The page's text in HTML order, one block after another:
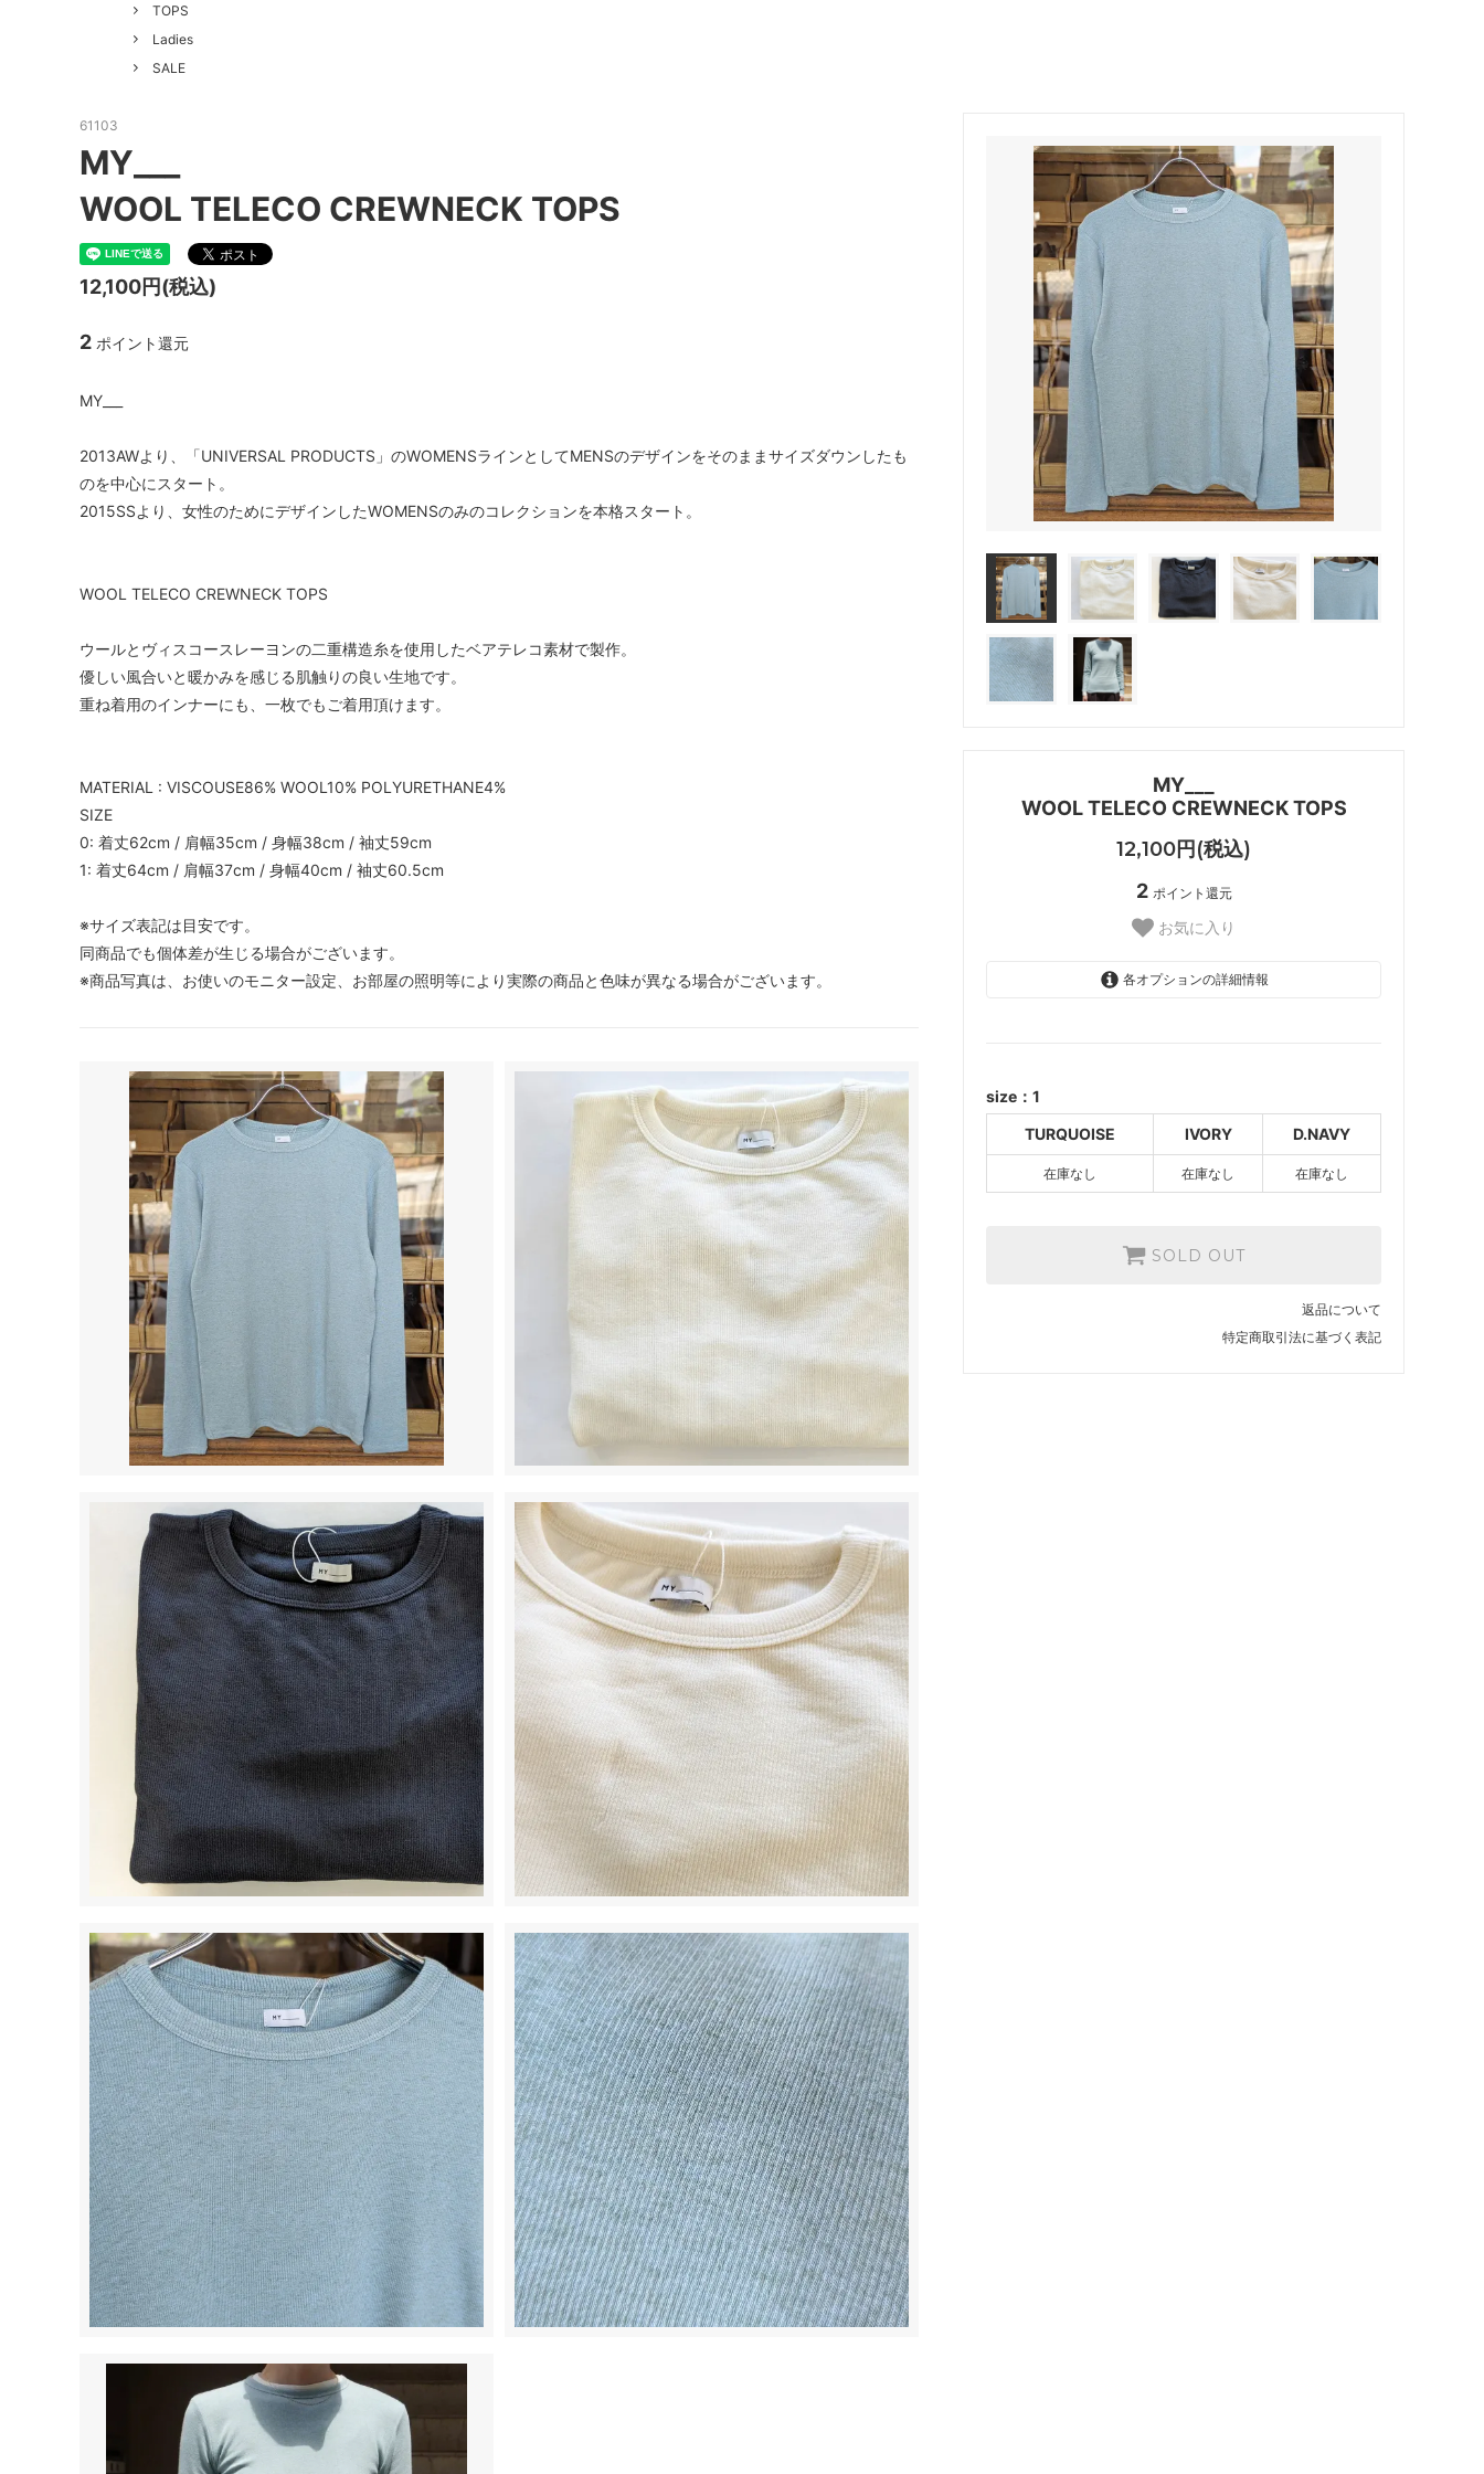
ALWEL
THE H.W. DOG&CO. Healthknit
NISHIGUCHI KUTSUSHITA
hakne LABOR DAY
indian jewelry
LIBBEY
Macrame Wala
TOPS
Ladies
SALE
MY___
WOOL TELECO CREWNECK TOPS
12,100円(税込)
2 ポイント還元
お気に入り
各オプションの詳細情報
D.NAVY
SOLD OUT
size：1
TURQUOISE
IVORY D.NAVY
在庫なし 在庫なし 在庫なし
SOLD OUT
返品について
特定商取引法に基づく表記
61103
MY___
WOOL TELECO CREWNECK TOPS
12,100円(税込)
2 ポイント還元
MY___
2013AWより、「UNIVERSAL PRODUCTS」のWOMENSラインとしてMENSのデザインをそのままサイズダウンしたも
のを中心にスタート。
2015SSより、女性のためにデザインしたWOMENSのみのコレクションを本格スタート。
WOOL TELECO CREWNECK TOPS
ウールとヴィスコースレーヨンの二重構造糸を使用したベアテレコ素材で製作。
優しい風合いと暖かみを感じる肌触りの良い生地です。
重ね着用のインナーにも、一枚でもご着用頂けます。
MATERIAL : VISCOUSE86% WOOL10% POLYURETHANE4%
SIZE
0: 着丈62cm / 肩幅35cm / 身幅38cm / 袖丈59cm
1: 着丈64cm / 肩幅37cm / 身幅40cm / 袖丈60.5cm
※サイズ表記は目安です。
同商品でも個体差が生じる場合がございます。
※商品写真は、お使いのモニター設定、お部屋の照明等により実際の商品と色味が異なる場合がございます。